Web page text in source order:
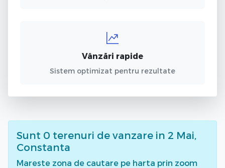
Vânzări rapide
Sistem optimizat pentru rezultate
Sunt 0 terenuri de vanzare in 2 Mai,
Constanta
Mareste zona de cautare pe harta prin zoom